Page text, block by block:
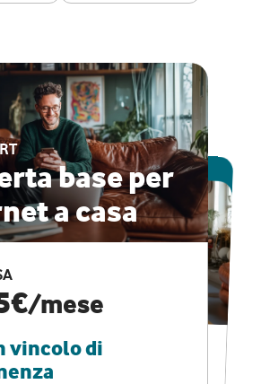
base per
a casa
/mese
vincolo di
ESCLUSIVA ONLINE
CASA PRO
Internet veloce e
vantaggi speciali
RETE FISSA + VODAFONE CLUB
29,95€